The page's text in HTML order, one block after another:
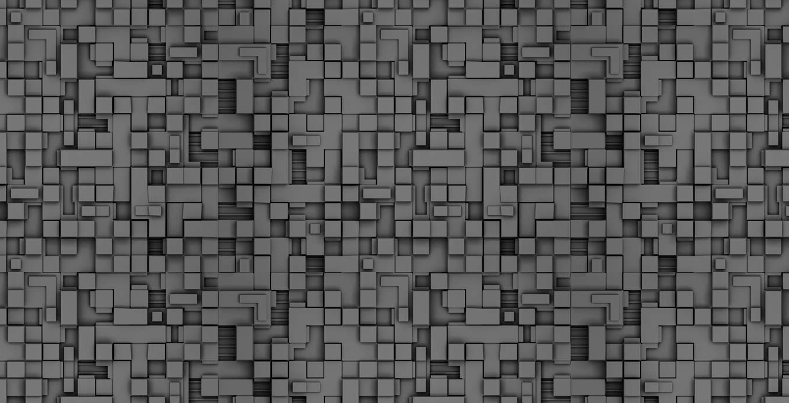
Τον απολογισμό των δράσεων ελέγχου για τα ζώα συντροφιάς
κατά το δίμηνο Ιανουαρίου – Φεβρουαρίου 2026 παρουσιάζει η
Δημοτική Αστυνομία Θεσσαλονίκης, με στόχο την προστασία των
ζώων και την ομαλή συμβίωση στην πόλη.
FEB
18
ΣτΕ: Οριστική απόρριψη της επαναφοράς του 13ου
και 14ου μισθού για τους δημοσίους υπαλλήλους
Με την απόφαση αυτή, το ΣτΕ απορρίπτει οριστικά τις
αξιώσεις των δημοσίων υπαλλήλων για επαναφορά των
δώρων, επικυρώνοντας την τρέχουσα κατάσταση παρά τις
αντιδράσεις της ΑΔΕΔΥ
Το ΣτΕ απέρριψε οριστικά την προσφυγή της ΑΔΕΔΥ και ενός
εκπαιδευτικού για την επαναφορά των δώρων Χριστουγέννων,
Πάσχα και θερινής άδειας (13ος και 14ος μισθός) στους
εργαζόμενους του δημόσιου τομέα, κλείνοντας μια μακρά
διαμάχη δεκαετιών που αφορούσε τις μνημονιακές περικοπές.
Γνωστοποίηση έκδοσης οριστικών αποτελεσμάτων –
Παροχή οδηγιών.
► Δείτε/κατεβάστε την πολυαναμενόμενη εγκύκλιο του Υπ.
FEB
1
Με διαρροή 2 μέρες πριν την στάση εργασίας
ενημερώνει το ΣτΕ για την απόρριψη της επαναφοράς